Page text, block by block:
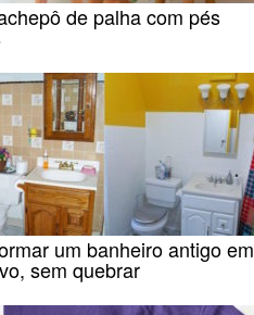
de palha com pés
um banheiro antigo em
sem quebrar